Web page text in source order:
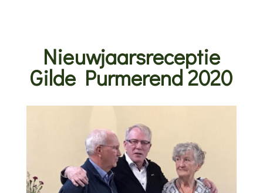
Nieuwjaarsreceptie
Gilde Purmerend 2020